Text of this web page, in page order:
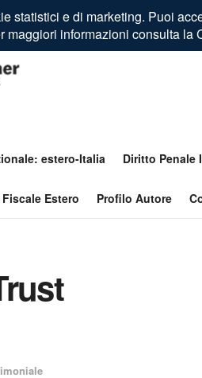
estero-Italia Diritto Penale
Estero Profilo Autore